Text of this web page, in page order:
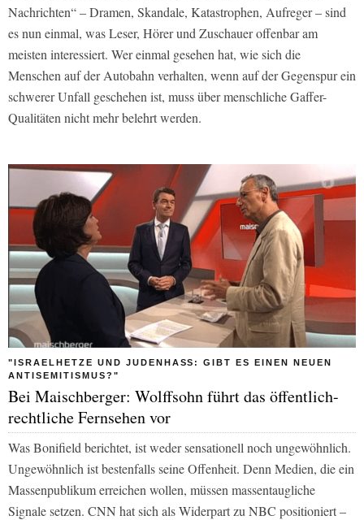
Nachrichten“ – Dramen, Skandale, Katastrophen, Aufreger – sind
es nun einmal, was Leser, Hörer und Zuschauer offenbar am
meisten interessiert. Wer einmal gesehen hat, wie sich die
Menschen auf der Autobahn verhalten, wenn auf der Gegenspur ein
schwerer Unfall geschehen ist, muss über menschliche Gaffer-
Qualitäten nicht mehr belehrt werden.
"ISRAELHETZE UND JUDENHASS: GIBT ES EINEN NEUEN
ANTISEMITISMUS?"
Bei Maischberger: Wolffsohn führt das öffentlich-
rechtliche Fernsehen vor
Was Bonifield berichtet, ist weder sensationell noch ungewöhnlich.
Ungewöhnlich ist bestenfalls seine Offenheit. Denn Medien, die ein
Massenpublikum erreichen wollen, müssen massentaugliche
Signale setzen. CNN hat sich als Widerpart zu NBC positioniert –